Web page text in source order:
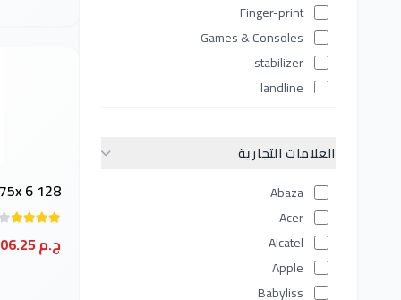
Finger-print
Games & Consoles
stabilizer
landline
Lighting Equipment
Memory & Storage
Mobile Accessories
mobiles
Network devices
Personal Care Tools
العلامات التجارية
Abaza
Acer
Alcatel
Apple
Babyliss
6 128
18,406.25 ج.م